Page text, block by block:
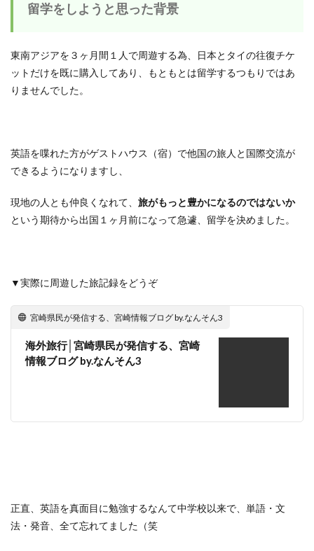
留学をしようと思った背景
東南アジアを３ヶ月間１人で周遊する為、日本とタイの往復チケ
ットだけを既に購入してあり、もともとは留学するつもりではあ
りませんでした。
英語を喋れた方がゲストハウス（宿）で他国の旅人と国際交流が
できるようになりますし、
現地の人とも仲良くなれて、 旅がもっと豊かになるのではないか
という期待から出国１ヶ月前になって急遽、留学を決めました。
▼実際に周遊した旅記録をどうぞ
宮崎県民が発信する、宮崎情報ブログ by.なんそん3
海外旅行│宮崎県民が発信する、宮崎
情報ブログ by.なんそん3
正直、英語を真面目に勉強するなんて中学校以来で、単語・文
法・発音、全て忘れてました（笑